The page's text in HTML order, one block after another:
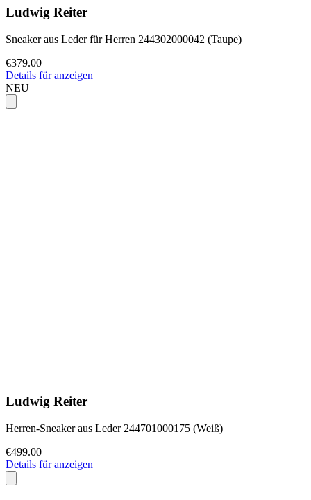
Ludwig Reiter
Sneaker aus Leder für Herren 244302000042 (Taupe)
€379.00
Details für anzeigen
NEU
Ludwig Reiter
Herren-Sneaker aus Leder 244701000175 (Weiß)
€499.00
Details für anzeigen